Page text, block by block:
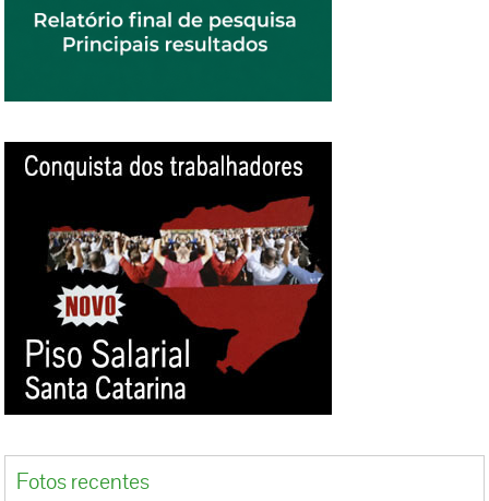
instituições que sejam tomadas providências
no sentido de identificar e punir os agressores
direitos assegurados. Ideli também afirmou
orientação sexual e preferência geracional,
não à toa, o perfil das mulheres ameaçadas na
última semana em Santa Catarina”. Para Carla
Ayres, a luta contra a violência política é
também uma luta em defesa da democracia e,
portanto, um dever de todas as pessoas que
ocupam cargos nas diferentes esferas de
poder. “A história não pode ser apagada. Não
fosse a democracia, mesmo aqueles que
Fotos recentes